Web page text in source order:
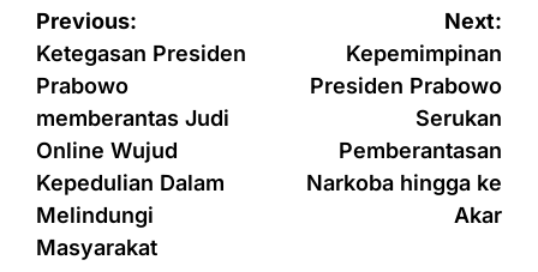
Post
navigation
Previous:
Ketegasan Presiden
Prabowo
memberantas Judi
Online Wujud
Kepedulian Dalam
Melindungi
Masyarakat
Next:
Kepemimpinan
Presiden Prabowo
Serukan
Pemberantasan
Narkoba hingga ke
Akar